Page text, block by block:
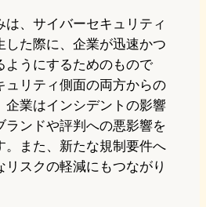
は、サイバーセキュリティ
した際に、企業が迅速かつ
ようにするためのもので
ュリティ側面の両方からの
企業はインシデントの影響
ランドや評判への悪影響を
。また、新たな規制要件へ
スクの軽減にもつながり